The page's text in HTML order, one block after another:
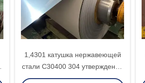
1,4301 катушка нержавеющей
стали С30400 304 утверждение
ширины ИСО9001 1000мм до